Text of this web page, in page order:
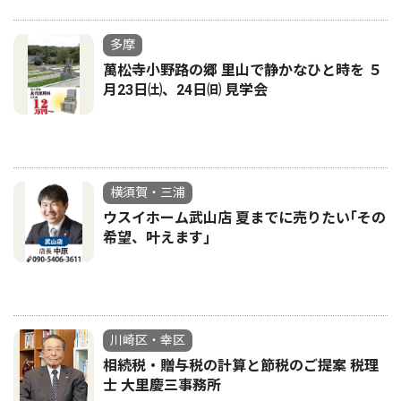
多摩
萬松寺小野路の郷 里山で静かなひと時を ５
月23日㈯、24日㈰ 見学会
横須賀・三浦
ウスイホーム武山店 夏までに売りたい｢その
希望、叶えます｣
川崎区・幸区
相続税・贈与税の計算と節税のご提案 税理
士 大里慶三事務所